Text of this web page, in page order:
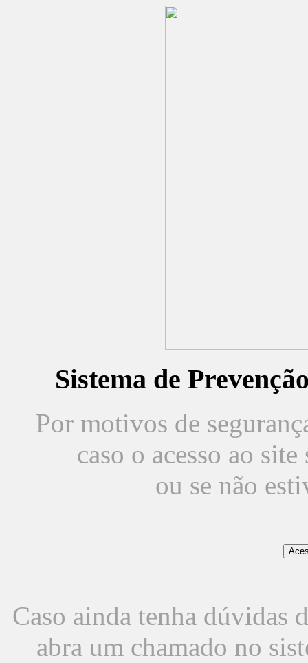
Sistema de
Por motivos de
caso o acesso ao
ou se não
Caso ainda tenha dúvidas
abra um chamado no